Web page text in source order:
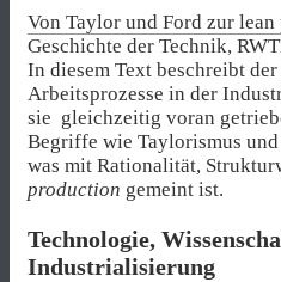
Von Taylor und Ford zur
Geschichte der Technik,
In diesem Text beschreibt
Arbeitsprozesse in der
sie gleichzeitig voran
Begriffe wie Taylorismus
was mit Rationalität,
production gemeint ist.
Technologie,
Industrialisierung